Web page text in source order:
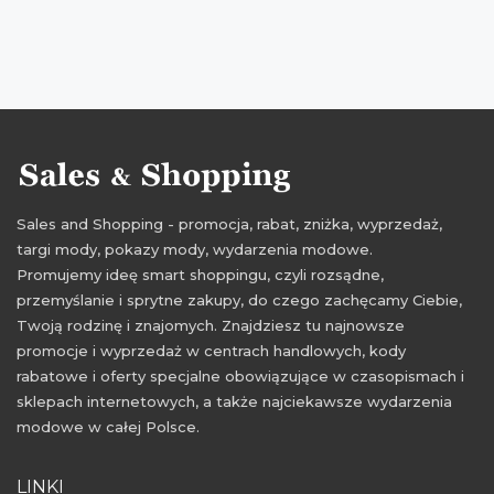
Sales and Shopping - promocja, rabat, zniżka, wyprzedaż,
targi mody, pokazy mody, wydarzenia modowe.
Promujemy ideę smart shoppingu, czyli rozsądne,
przemyślanie i sprytne zakupy, do czego zachęcamy Ciebie,
Twoją rodzinę i znajomych. Znajdziesz tu najnowsze
promocje i wyprzedaż w centrach handlowych, kody
rabatowe i oferty specjalne obowiązujące w czasopismach i
sklepach internetowych, a także najciekawsze wydarzenia
modowe w całej Polsce.
LINKI